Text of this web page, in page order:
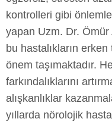
kontrolleri gibi
yapan Uzm. Dr. Ömür
bu hastalıkların
önem taşımaktadır.
farkındalıklarını
alışkanlıklar
yıllarda nörolojik